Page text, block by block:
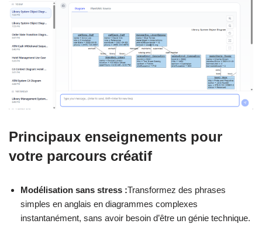
Principaux enseignements pour
votre parcours créatif
Modélisation sans stress :Transformez des phrases
simples en anglais en diagrammes complexes
instantanément, sans avoir besoin d’être un génie technique.